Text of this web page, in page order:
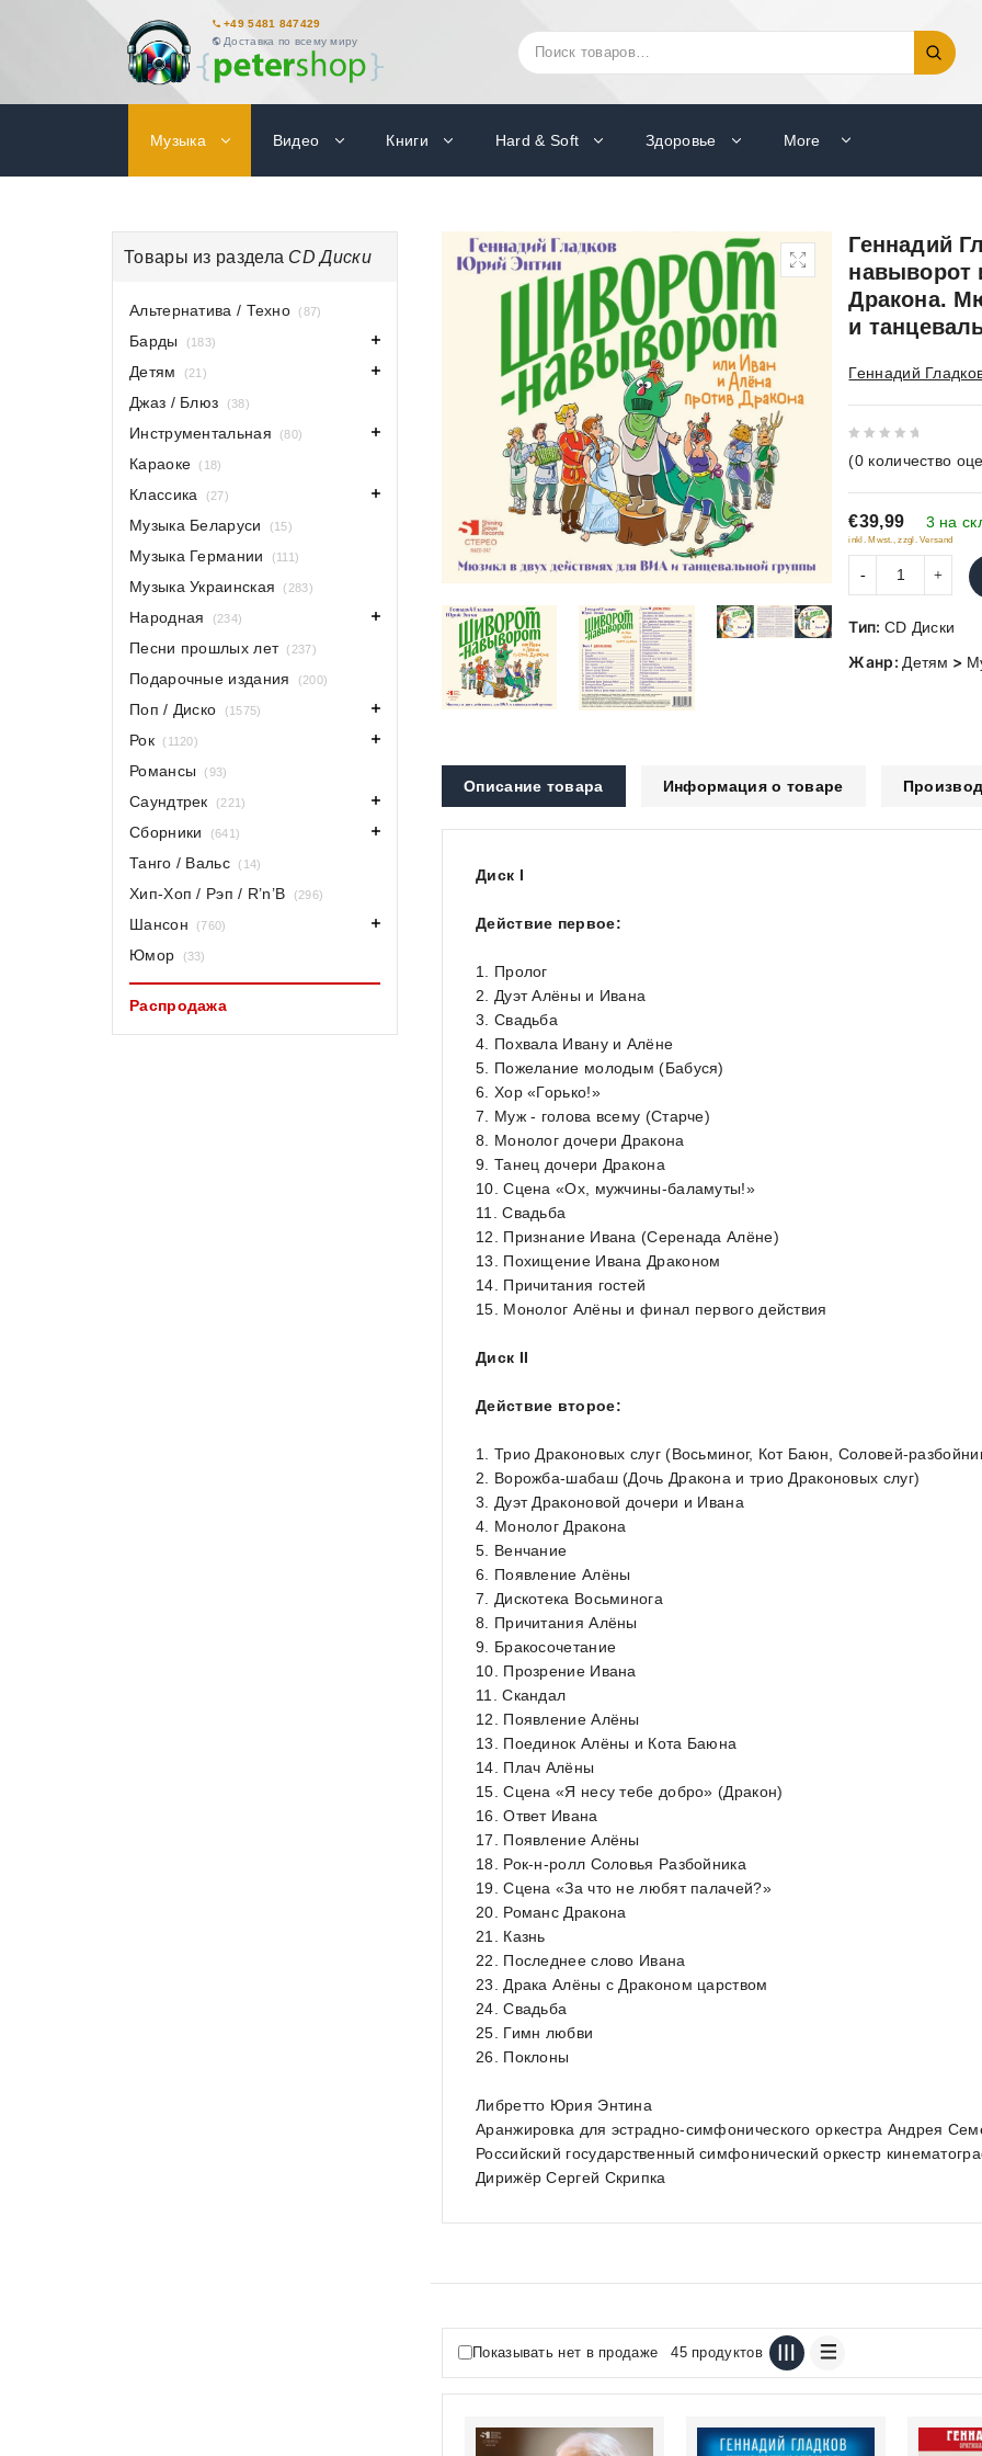
+49 5481 847429
Доставка по всему миру
Искать:
Музыка Видео Книги Hard & Soft Здоровье More
Геннадий
навыворот
Дракона.
и
Геннадий
out
of
5
(0 количество
€39,99 3 на
inkl. Mwst., zzgl. Versand
Тип: CD Диски
Жанр: Детям >
Описание товара Информация о товаре
Диск I
Действие первое:
1. Пролог
2. Дуэт Алёны и Ивана
3. Свадьба
4. Похвала Ивану и Алёне
5. Пожелание молодым (Бабуся)
6. Хор «Горько!»
7. Муж - голова всему (Старче)
8. Монолог дочери Дракона
9. Танец дочери Дракона
10. Сцена «Ох, мужчины-баламуты!»
11. Свадьба
12. Признание Ивана (Серенада Алёне)
13. Похищение Ивана Драконом
14. Причитания гостей
15. Монолог Алёны и финал первого действия
Диск II
Действие второе:
1. Трио Драконовых слуг (Восьминог, Кот Баюн, Соловей-
2. Ворожба-шабаш (Дочь Дракона и трио Драконовых слуг)
3. Дуэт Драконовой дочери и Ивана
4. Монолог Дракона
5. Венчание
6. Появление Алёны
7. Дискотека Восьминога
8. Причитания Алёны
9. Бракосочетание
10. Прозрение Ивана
11. Скандал
12. Появление Алёны
13. Поединок Алёны и Кота Баюна
14. Плач Алёны
15. Сцена «Я несу тебе добро» (Дракон)
16. Ответ Ивана
17. Появление Алёны
18. Рок-н-ролл Соловья Разбойника
19. Сцена «За что не любят палачей?»
20. Романс Дракона
21. Казнь
22. Последнее слово Ивана
23. Драка Алёны с Драконом царством
24. Свадьба
25. Гимн любви
26. Поклоны
Либретто Юрия Энтина
Аранжировка для эстрадно-симфонического оркестра Андрея
Российский государственный симфонический оркестр
Дирижёр Сергей Скрипка
Показывать нет в продаже 45 продуктов
Товары из раздела CD Диски
Альтернатива / Техно (87)
Барды (183)
Детям (21)
Джаз / Блюз (38)
Инструментальная (80)
Караоке (18)
Классика (27)
Музыка Беларуси (15)
Музыка Германии (111)
Музыка Украинская (283)
Народная (234)
Песни прошлых лет (237)
Подарочные издания (200)
Поп / Диско (1575)
Рок (1120)
Романсы (93)
Саундтрек (221)
Сборники (641)
Танго / Вальс (14)
Хип-Хоп / Рэп / R’n’B (296)
Шансон (760)
Юмор (33)
Распродажа